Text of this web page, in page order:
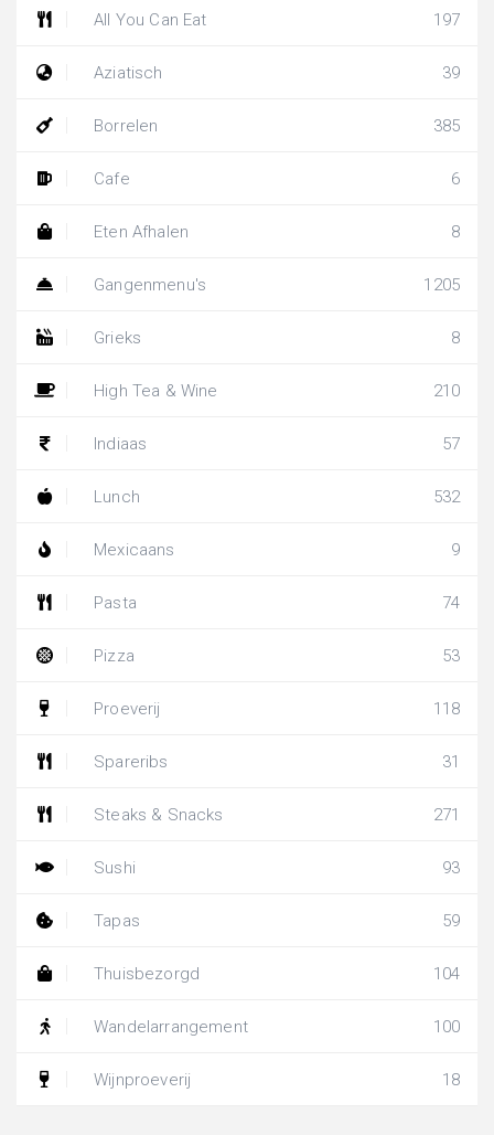
All You Can Eat 197
Aziatisch 39
Borrelen 385
Cafe 6
Eten Afhalen 8
Gangenmenu's 1205
Grieks 8
High Tea & Wine 210
Indiaas 57
Lunch 532
Mexicaans 9
Pasta 74
Pizza 53
Proeverij 118
Spareribs 31
Steaks & Snacks 271
Sushi 93
Tapas 59
Thuisbezorgd 104
Wandelarrangement 100
Wijnproeverij 18